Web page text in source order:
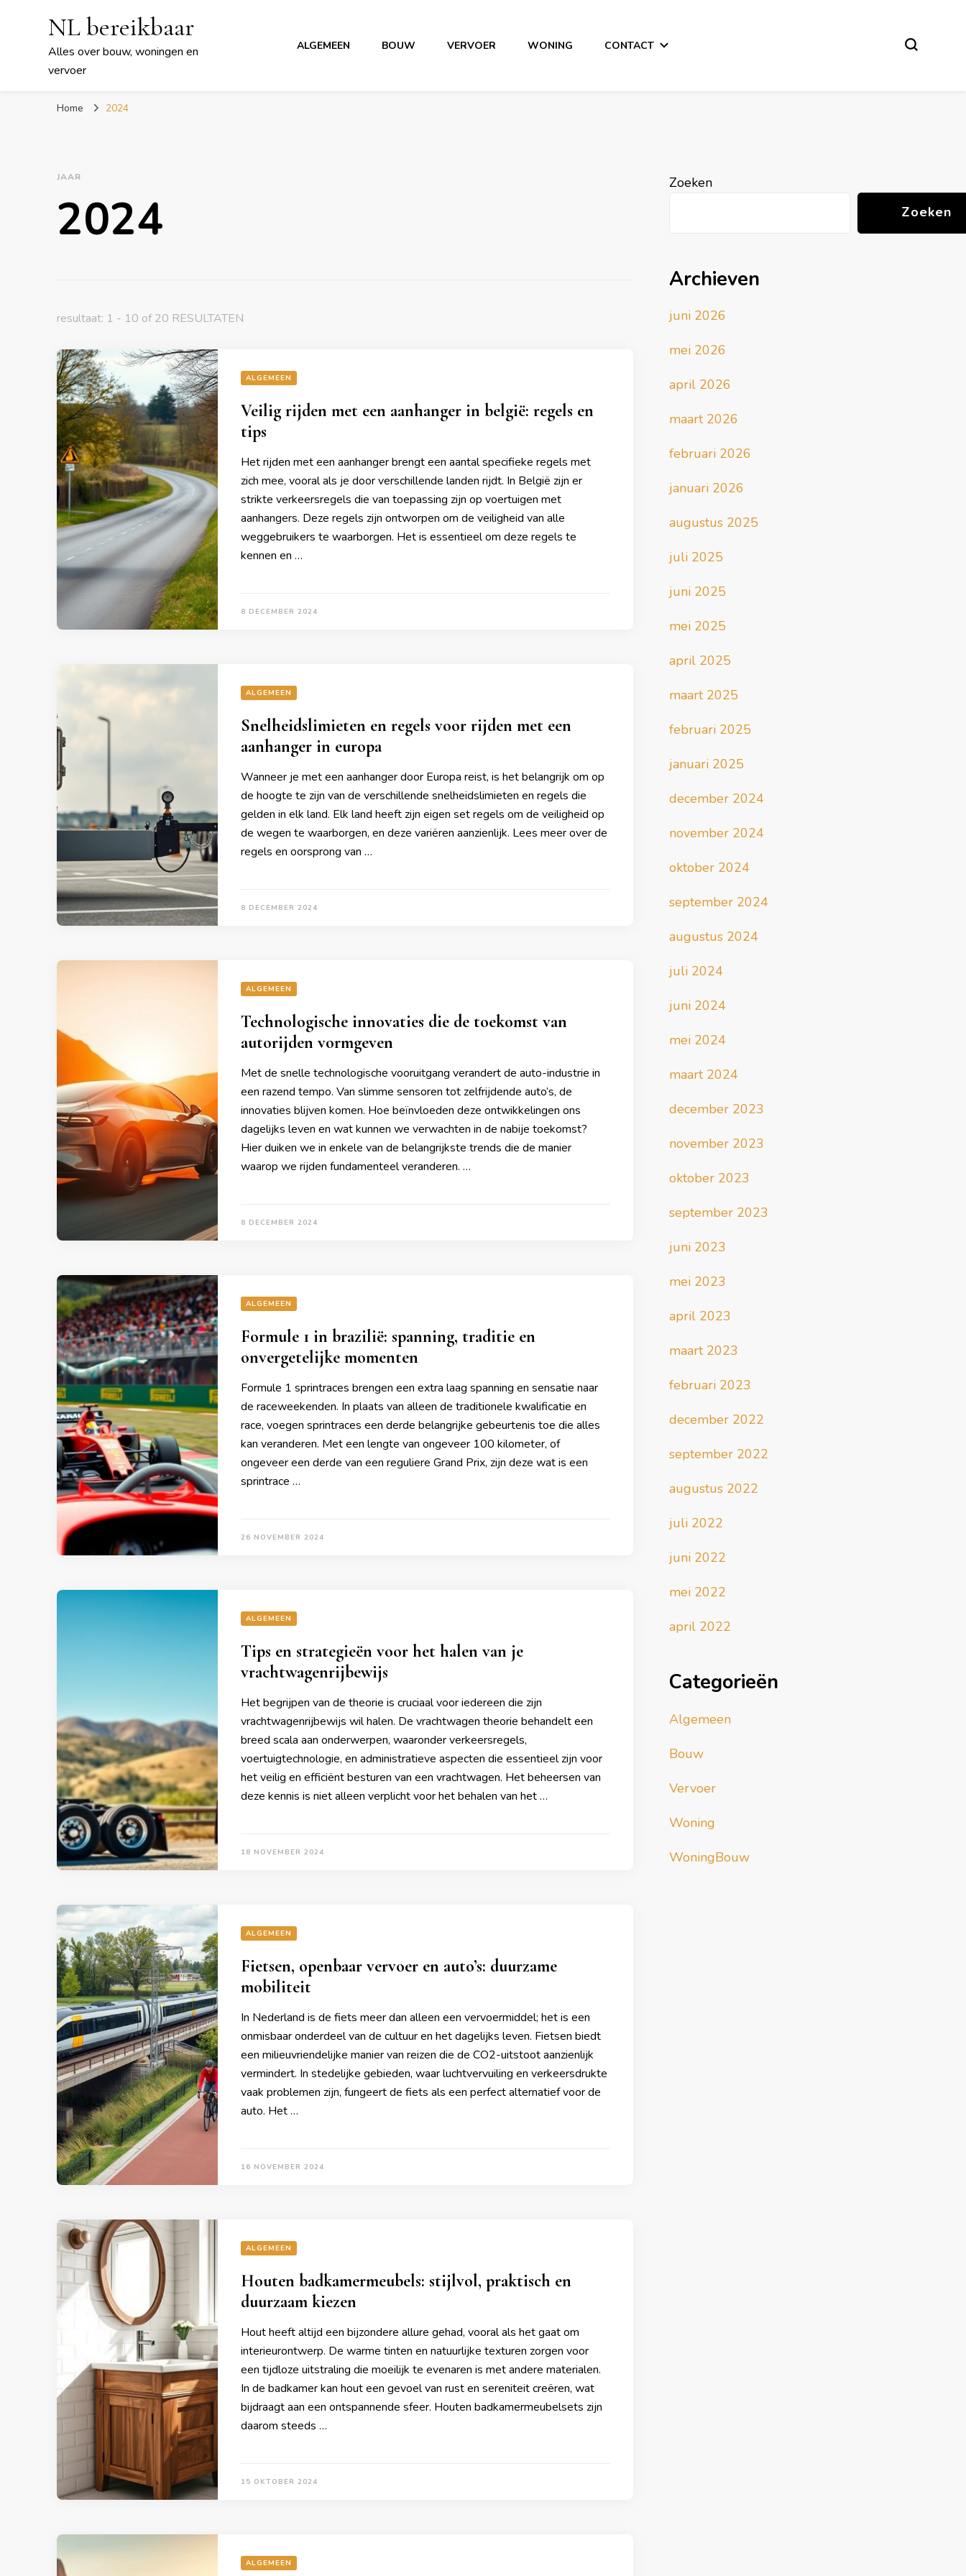
NL bereikbaar
Alles over bouw, woningen en
vervoer
ALGEMEEN BOUW VERVOER WONING CONTACT
Home 2024
JAAR
2024
resultaat: 1 - 10 of 20 RESULTATEN
ALGEMEEN
Veilig rijden met een aanhanger in belgië: regels en
tips
Het rijden met een aanhanger brengt een aantal specifieke regels met
zich mee, vooral als je door verschillende landen rijdt. In België zijn er
strikte verkeersregels die van toepassing zijn op voertuigen met
aanhangers. Deze regels zijn ontworpen om de veiligheid van alle
weggebruikers te waarborgen. Het is essentieel om deze regels te
kennen en …
8 DECEMBER 2024
ALGEMEEN
Snelheidslimieten en regels voor rijden met een
aanhanger in europa
Wanneer je met een aanhanger door Europa reist, is het belangrijk om op
de hoogte te zijn van de verschillende snelheidslimieten en regels die
gelden in elk land. Elk land heeft zijn eigen set regels om de veiligheid op
de wegen te waarborgen, en deze variëren aanzienlijk. Lees meer over de
regels en oorsprong van …
8 DECEMBER 2024
ALGEMEEN
Technologische innovaties die de toekomst van
autorijden vormgeven
Met de snelle technologische vooruitgang verandert de auto-industrie in
een razend tempo. Van slimme sensoren tot zelfrijdende auto’s, de
innovaties blijven komen. Hoe beïnvloeden deze ontwikkelingen ons
dagelijks leven en wat kunnen we verwachten in de nabije toekomst?
Hier duiken we in enkele van de belangrijkste trends die de manier
waarop we rijden fundamenteel veranderen. …
8 DECEMBER 2024
ALGEMEEN
Formule 1 in brazilië: spanning, traditie en
onvergetelijke momenten
Formule 1 sprintraces brengen een extra laag spanning en sensatie naar
de raceweekenden. In plaats van alleen de traditionele kwalificatie en
race, voegen sprintraces een derde belangrijke gebeurtenis toe die alles
kan veranderen. Met een lengte van ongeveer 100 kilometer, of
ongeveer een derde van een reguliere Grand Prix, zijn deze wat is een
sprintrace …
26 NOVEMBER 2024
ALGEMEEN
Tips en strategieën voor het halen van je
vrachtwagenrijbewijs
Het begrijpen van de theorie is cruciaal voor iedereen die zijn
vrachtwagenrijbewijs wil halen. De vrachtwagen theorie behandelt een
breed scala aan onderwerpen, waaronder verkeersregels,
voertuigtechnologie, en administratieve aspecten die essentieel zijn voor
het veilig en efficiënt besturen van een vrachtwagen. Het beheersen van
deze kennis is niet alleen verplicht voor het behalen van het …
18 NOVEMBER 2024
ALGEMEEN
Fietsen, openbaar vervoer en auto’s: duurzame
mobiliteit
In Nederland is de fiets meer dan alleen een vervoermiddel; het is een
onmisbaar onderdeel van de cultuur en het dagelijks leven. Fietsen biedt
een milieuvriendelijke manier van reizen die de CO2-uitstoot aanzienlijk
vermindert. In stedelijke gebieden, waar luchtvervuiling en verkeersdrukte
vaak problemen zijn, fungeert de fiets als een perfect alternatief voor de
auto. Het …
16 NOVEMBER 2024
ALGEMEEN
Houten badkamermeubels: stijlvol, praktisch en
duurzaam kiezen
Hout heeft altijd een bijzondere allure gehad, vooral als het gaat om
interieurontwerp. De warme tinten en natuurlijke texturen zorgen voor
een tijdloze uitstraling die moeilijk te evenaren is met andere materialen.
In de badkamer kan hout een gevoel van rust en sereniteit creëren, wat
bijdraagt aan een ontspannende sfeer. Houten badkamermeubelsets zijn
daarom steeds …
15 OKTOBER 2024
ALGEMEEN
Zoeken
Zoeken
Archieven
juni 2026
mei 2026
april 2026
maart 2026
februari 2026
januari 2026
augustus 2025
juli 2025
juni 2025
mei 2025
april 2025
maart 2025
februari 2025
januari 2025
december 2024
november 2024
oktober 2024
september 2024
augustus 2024
juli 2024
juni 2024
mei 2024
maart 2024
december 2023
november 2023
oktober 2023
september 2023
juni 2023
mei 2023
april 2023
maart 2023
februari 2023
december 2022
september 2022
augustus 2022
juli 2022
juni 2022
mei 2022
april 2022
Categorieën
Algemeen
Bouw
Vervoer
Woning
WoningBouw